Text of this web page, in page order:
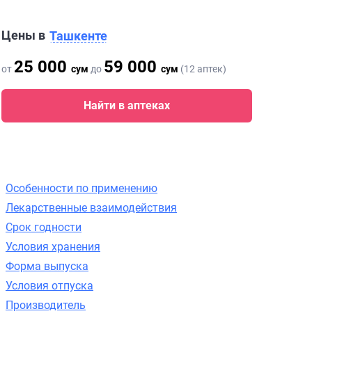
Цены в Ташкенте
от 25 000 сум до 59 000 сум (12 аптек)
Найти в аптеках
Особенности по применению
Лекарственные взаимодействия
Срок годности
Условия хранения
Форма выпуска
Условия отпуска
Производитель